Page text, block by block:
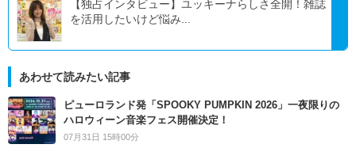
【独占インタビュー】ユッキーナらしさ全開！雑誌
を活用したいけど悩み...
あわせて読みたい記事
ピューロランド発「SPOOKY PUMPKIN 2026」一夜限りの
ハロウィーン音楽フェス開催決定！
07月31日 15時00分